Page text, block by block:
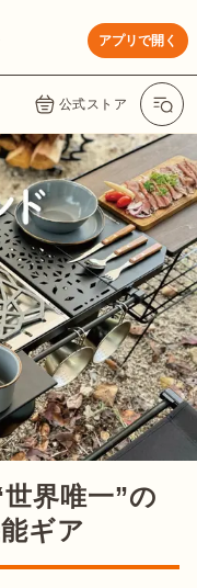
アプリで開く
公式ストア
界唯一”の
ギア